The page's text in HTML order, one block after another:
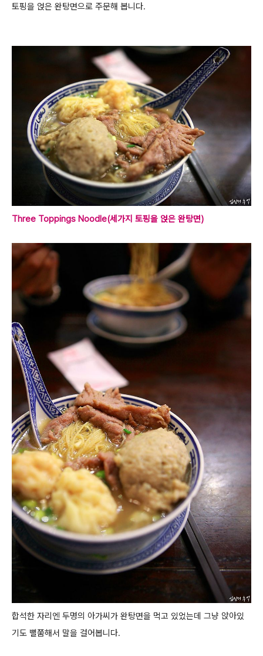
토핑을 얹은 완탕면으로 주문해 봅니다.
Three Toppings Noodle(세가지 토핑을 얹은 완탕면)
합석한 자리엔 두명의 아가씨가 완탕면을 먹고 있었는데 그냥 앉아있
기도 뻘쭘해서 말을 걸어봅니다.